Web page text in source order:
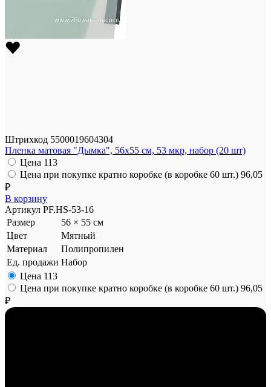
Штрихкод 5500019604304
Пленка матовая "Дымка", 56x55 см, 53 мкр, набор (20 шт)
Цена 113
Цена при покупке кратно коробке (в коробке 60 шт.) 96,05
₽
В корзину
Артикул PF.HS-53-16
Размер
56 × 55 см
Цвет
Мятный
Материал
Полипропилен
Ед. продажи Набор
Цена 113
Цена при покупке кратно коробке (в коробке 60 шт.) 96,05
₽